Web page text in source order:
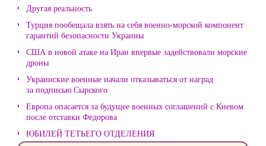
Другая реальность
Турция пообещала взять на себя военно-морской компонент
гарантий безопасности Украины
США в новой атаке на Иран впервые задействовали морские
дроны
Украинские военные начали отказываться от наград
за подписью Сырского
Европа опасается за будущее военных соглашений с Киевом
после отставки Федорова
ЮБИЛЕЙ ТЕТЬЕГО ОТДЕЛЕНИЯ